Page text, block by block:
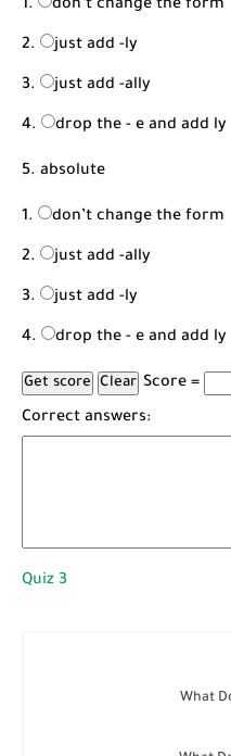
don’t change the form
just add -ly
just add -ally
drop the - e and add ly
5. absolute
don’t change the form
just add -ally
just add -ly
drop the - e and add ly
Score =
Correct answers:
Quiz 3
What